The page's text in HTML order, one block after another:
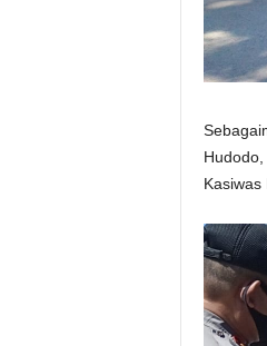
Kasiwas